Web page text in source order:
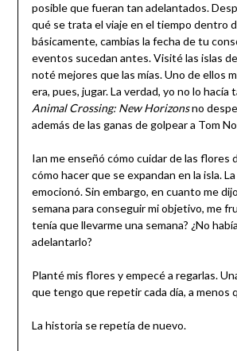
posible que fueran tan adelantados.
qué se trata el viaje en el tiempo dentro
básicamente, cambias la fecha de tu
eventos sucedan antes. Visité las islas
noté mejores que las mías. Uno de ellos
era, pues, jugar. La verdad, yo no lo hacía
Animal Crossing: New Horizonsno
además de las ganas de golpear a Tom
Ian me enseñó cómo cuidar de las flores
cómo hacer que se expandan en la isla.
emocionó. Sin embargo, en cuanto me
semana para conseguir mi objetivo, me
tenía que llevarme una semana? ¿No
adelantarlo?
Planté mis flores y empecé a regarlas.
que tengo que repetir cada día, a menos
La historia se repetía de nuevo.